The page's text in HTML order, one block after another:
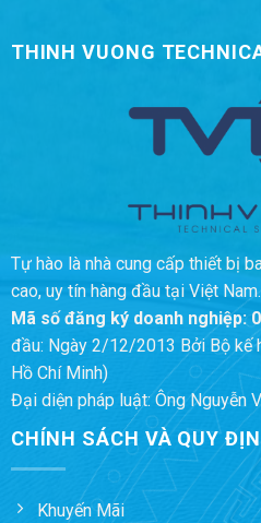
THINH VUONG
Tự hào là nhà cung cấp thiết bị
cao, uy tín hàng đầu tại Việt Nam.
Mã số đăng ký doanh nghiệp:
đầu: Ngày 2/12/2013 Bởi Bộ kế
Hồ Chí Minh)
Đại diện pháp luật: Ông Nguyễn
CHÍNH SÁCH VÀ QUY
Khuyến Mãi